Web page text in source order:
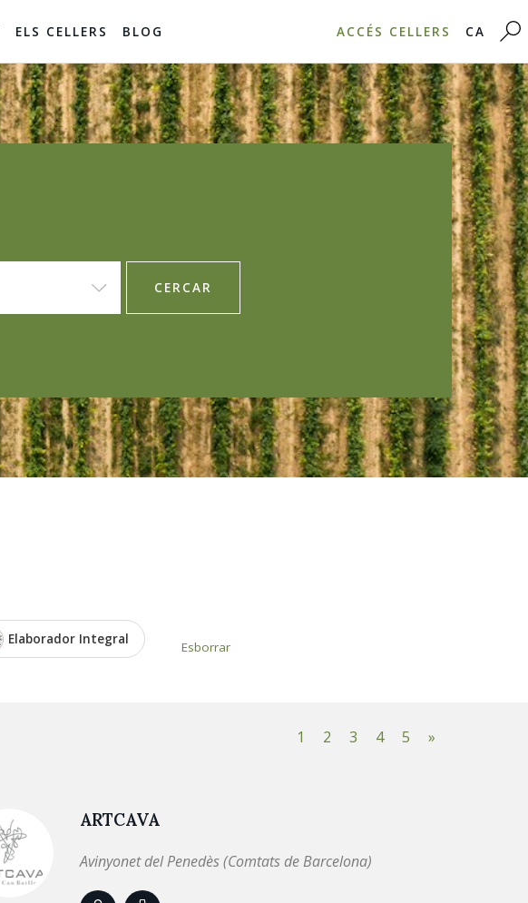
ELS CELLERS BLOG ACCÉS CELLERS CA
CERCAR
Elaborador Integral Esborrar
1 2 3 4 5 »
ARTCAVA
Avinyonet del Penedès (Comtats de Barcelona)